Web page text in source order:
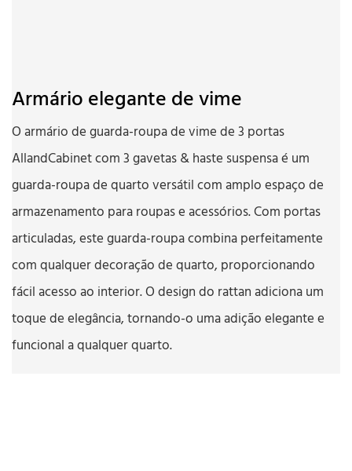
Armário elegante de vime
O armário de guarda-roupa de vime de 3 portas
AllandCabinet com 3 gavetas & haste suspensa é um
guarda-roupa de quarto versátil com amplo espaço de
armazenamento para roupas e acessórios. Com portas
articuladas, este guarda-roupa combina perfeitamente
com qualquer decoração de quarto, proporcionando
fácil acesso ao interior. O design do rattan adiciona um
toque de elegância, tornando-o uma adição elegante e
funcional a qualquer quarto.